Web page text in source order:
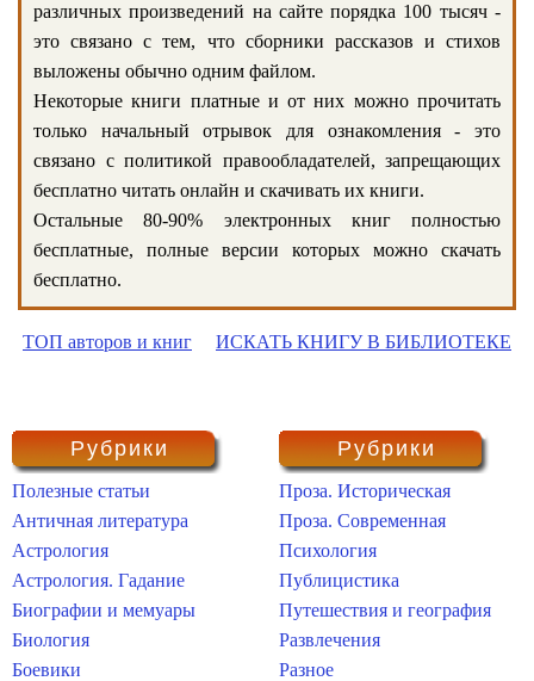
различных произведений на сайте порядка 100 тысяч -
это связано с тем, что сборники рассказов и стихов
выложены обычно одним файлом.
Некоторые книги платные и от них можно прочитать
только начальный отрывок для ознакомления - это
связано с политикой правообладателей, запрещающих
бесплатно читать онлайн и скачивать их книги.
Остальные 80-90% электронных книг полностью
бесплатные, полные версии которых можно скачать
бесплатно.
ТОП авторов и книг ИСКАТЬ КНИГУ В БИБЛИОТЕКЕ
Рубрики
Полезные статьи
Античная литература
Астрология
Астрология. Гадание
Биографии и мемуары
Биология
Боевики
Рубрики
Проза. Историческая
Проза. Современная
Психология
Публицистика
Путешествия и география
Развлечения
Разное